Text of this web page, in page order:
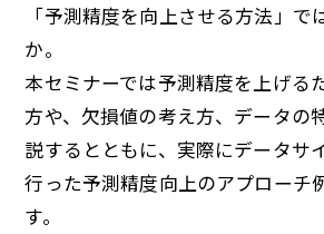
「予測精度を向上させる方法」で
か。
本セミナーでは予測精度を上げる
方や、欠損値の考え方、データの
説するとともに、実際にデータサ
行った予測精度向上のアプローチ
す。